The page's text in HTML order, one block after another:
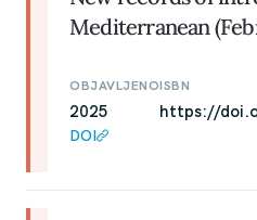
Mediterranean
OBJAVLJENO
2025
DOI
ISBN
https://